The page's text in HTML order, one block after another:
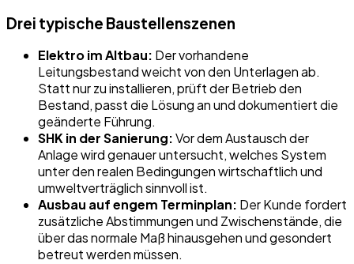
Drei typische Baustellenszenen
Elektro im Altbau: Der vorhandene
Leitungsbestand weicht von den Unterlagen ab.
Statt nur zu installieren, prüft der Betrieb den
Bestand, passt die Lösung an und dokumentiert die
geänderte Führung.
SHK in der Sanierung:Vor dem Austausch der
Anlage wird genauer untersucht, welches System
unter den realen Bedingungen wirtschaftlich und
umweltverträglich sinnvoll ist.
Ausbau auf engem Terminplan: Der Kunde fordert
zusätzliche Abstimmungen und Zwischenstände, die
über das normale Maß hinausgehen und gesondert
betreut werden müssen.